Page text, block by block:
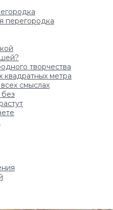
перегородка
творчества
квадратных метра
смыслах